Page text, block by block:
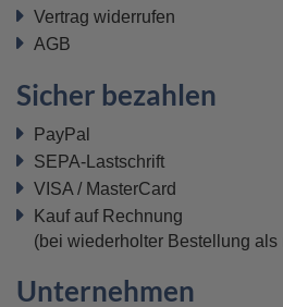
Vertrag widerrufen
AGB
Sicher bezahlen
PayPal
SEPA-Lastschrift
VISA / MasterCard
Kauf auf Rechnung
(bei wiederholter Bestellung als
Unternehmen